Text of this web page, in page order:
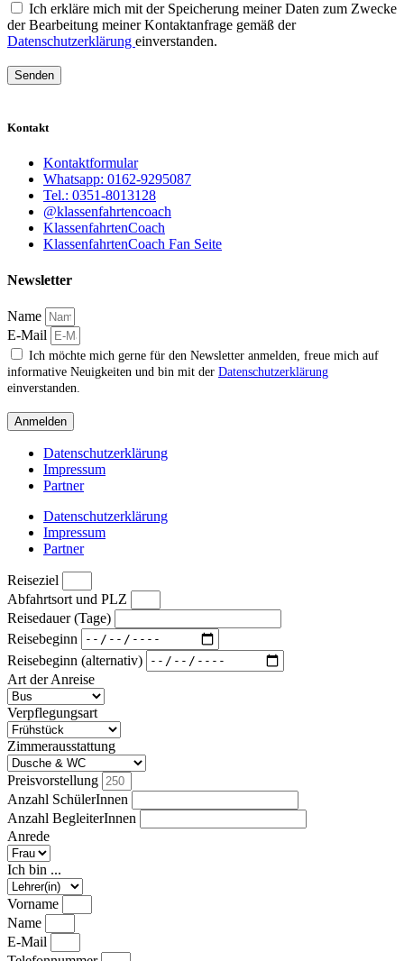
Ich erkläre mich mit der Speicherung meiner Daten zum Zwecke
der Bearbeitung meiner Kontaktanfrage gemäß der
Datenschutzerklärung einverstanden.
Senden
Kontakt
Kontaktformular
Whatsapp: 0162-9295087
Tel.: 0351-8013128
@klassenfahrtencoach
KlassenfahrtenCoach
KlassenfahrtenCoach Fan Seite
Newsletter
Name
E-Mail
Ich möchte mich gerne für den Newsletter anmelden, freue mich auf
informative Neuigkeiten und bin mit der Datenschutzerklärung
einverstanden.
Anmelden
Datenschutzerklärung
Impressum
Partner
Datenschutzerklärung
Impressum
Partner
Reiseziel
Abfahrtsort und PLZ
Reisedauer (Tage)
Reisebeginn
Reisebeginn (alternativ)
Art der Anreise
Verpflegungsart
Zimmerausstattung
Preisvorstellung
Anzahl SchülerInnen
Anzahl BegleiterInnen
Anrede
Ich bin ...
Vorname
Name
E-Mail